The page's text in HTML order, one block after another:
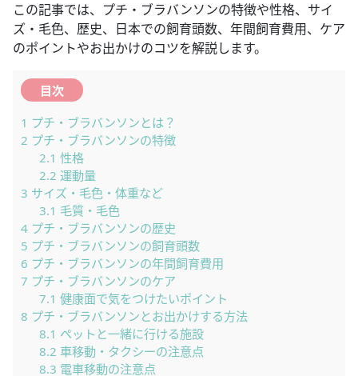
この記事では、プチ・ブラバンソンの特徴や性格、サイ
ズ・毛色、歴史、日本での飼育頭数、年間飼育費用、ケア
のポイントやお出かけのコツを解説します。
目次
1 プチ・ブラバンソンとは？
2 プチ・ブラバンソンの特徴
2.1 性格
2.2 運動量
3 サイズ・毛色・体重など
3.1 毛質・毛色
4 プチ・ブラバンソンの歴史
5 プチ・ブラバンソンの飼育頭数
6 プチ・ブラバンソンの年間飼育費用
7 プチ・ブラバンソンのケア
7.1 健康面で気をつけたいポイント
8 プチ・ブラバンソンとお出かけする方法
8.1 ペットと一緒に行ける施設
8.2 車移動・タクシーの注意点
8.3 電車移動の注意点